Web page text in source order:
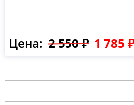
Цена: 2 550 ₽ 1 785 ₽